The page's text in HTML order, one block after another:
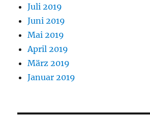
Juli 2019
Juni 2019
Mai 2019
April 2019
März 2019
Januar 2019